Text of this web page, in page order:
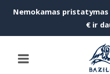
Nemokamas
€ ir
Menu